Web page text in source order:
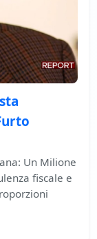
Un Milione
fiscale e